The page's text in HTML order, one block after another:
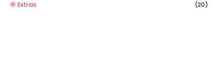
🧅 Extras
(20)